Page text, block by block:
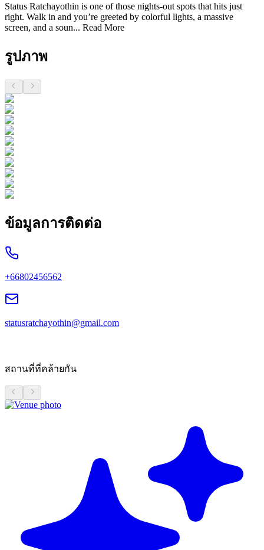
Status Ratchayothin is one of those nights-out spots that hits just
right. Walk in and you’re greeted by colorful lights, a massive
screen, and a soun... Read More
รูปภาพ
ข้อมูลการติดต่อ
+66802456562
statusratchayothin@gmail.com
สถานที่ที่คล้ายกัน